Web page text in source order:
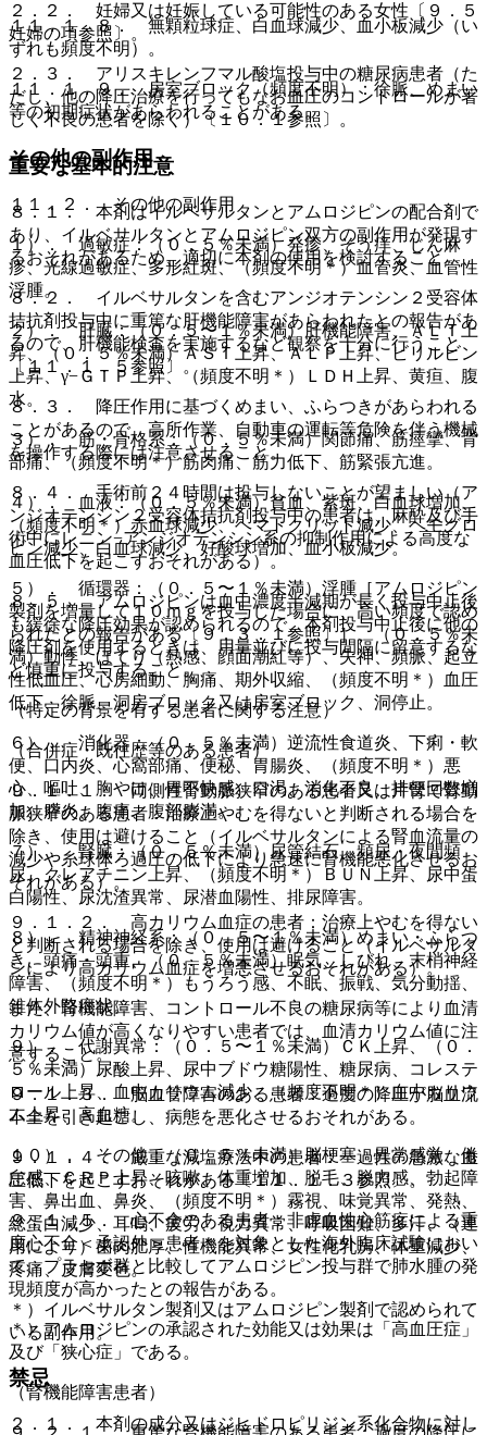
２．２． 妊婦又は妊娠している可能性のある女性〔９．５
妊婦の項参照〕。
２．３． アリスキレンフマル酸塩投与中の糖尿病患者（た
だし、他の降圧治療を行ってもなお血圧のコントロールが著
しく不良の患者を除く）〔１０．１参照〕。
重要な基本的注意
８．１． 本剤はイルベサルタンとアムロジピンの配合剤で
あり、イルベサルタンとアムロジピン双方の副作用が発現す
るおそれがあるため、適切に本剤の使用を検討すること。
８．２． イルベサルタンを含むアンジオテンシン２受容体
拮抗剤投与中に重篤な肝機能障害があらわれたとの報告があ
るので、肝機能検査を実施するなど観察を十分に行うこと
〔１１．１．５参照〕。
８．３． 降圧作用に基づくめまい、ふらつきがあらわれる
ことがあるので、高所作業、自動車の運転等危険を伴う機械
を操作する際には注意させること。
８．４． 手術前２４時間は投与しないことが望ましい（ア
ンジオテンシン２受容体拮抗剤投与中の患者は、麻酔及び手
術中にレニン−アンジオテンシン系の抑制作用による高度な
血圧低下を起こすおそれがある）。
８．５． アムロジピンは血中濃度半減期が長く投与中止後
も緩徐な降圧効果が認められるので、本剤投与中止後に他の
降圧剤を使用するときは、用量並びに投与間隔に留意するな
ど慎重に投与すること。
（特定の背景を有する患者に関する注意）
（合併症・既往歴等のある患者）
９．１．１． 両側性腎動脈狭窄のある患者又は片腎で腎動
脈狭窄のある患者：治療上やむを得ないと判断される場合を
除き、使用は避けること（イルベサルタンによる腎血流量の
減少や糸球体ろ過圧の低下により急速に腎機能悪化させるお
それがある）。
９．１．２． 高カリウム血症の患者：治療上やむを得ない
と判断される場合を除き、使用は避けること（イルベサルタ
ンにより高カリウム血症を増悪させるおそれがある）。
また、腎機能障害、コントロール不良の糖尿病等により血清
カリウム値が高くなりやすい患者では、血清カリウム値に注
意すること。
９．１．３． 脳血管障害のある患者：過度の降圧が脳血流
不全を引き起こし、病態を悪化させるおそれがある。
９．１．４． 厳重な減塩療法中の患者：一過性の急激な血
圧低下を起こすおそれがある〔１１．１．３参照〕。
９．１．５． 心不全のある患者：非虚血性心筋症による重
度心不全＜承認外＞患者＊を対象とした海外臨床試験におい
て、プラセボ群と比較してアムロジピン投与群で肺水腫の発
現頻度が高かったとの報告がある。
＊）アムロジピンの承認された効能又は効果は「高血圧症」
及び「狭心症」である。
（腎機能障害患者）
１１．１．８． 無顆粒球症、白血球減少、血小板減少（い
ずれも頻度不明）。
１１．１．９． 房室ブロック（頻度不明）：徐脈、めまい
等の初期症状があらわれることがある。
その他の副作用
１１．２． その他の副作用
１）． 過敏症：（０．５％未満）発疹、そう痒、じん麻
疹、光線過敏症、多形紅斑、（頻度不明＊）血管炎、血管性
浮腫。
２）． 肝臓：（０．５〜１％未満）肝機能障害、ＡＬＴ上
昇、（０．５％未満）ＡＳＴ上昇、ＡＬＰ上昇、ビリルビン
上昇、γ−ＧＴＰ上昇、（頻度不明＊）ＬＤＨ上昇、黄疸、腹
水。
３）． 筋・骨格系：（０．５％未満）関節痛、筋痙攣、背
部痛、（頻度不明＊）筋肉痛、筋力低下、筋緊張亢進。
４）． 血液：（０．５％未満）貧血、紫斑、白血球増加、
（頻度不明＊）赤血球減少、ヘマトクリット減少、ヘモグロ
ビン減少、白血球減少、好酸球増加、血小板減少。
５）． 循環器：（０．５〜１％未満）浮腫［アムロジピン
製剤を増量して１０ｍｇを投与した場合に、高い頻度で認め
られたとの報告がある〔９．３．１参照〕］、（０．５％未
満）動悸、ほてり（熱感、顔面潮紅等）、失神、頻脈、起立
性低血圧、心房細動、胸痛、期外収縮、（頻度不明＊）血圧
低下、徐脈、洞房ブロック又は房室ブロック、洞停止。
６）． 消化器：（０．５％未満）逆流性食道炎、下痢・軟
便、口内炎、心窩部痛、便秘、胃腸炎、（頻度不明＊）悪
心、嘔吐、胸やけ、胃不快感、口渇、消化不良、排便回数増
加、膵炎、腹痛、腹部膨満。
７）． 腎臓：（０．５％未満）尿管結石、頻尿・夜間頻
尿、クレアチニン上昇、（頻度不明＊）ＢＵＮ上昇、尿中蛋
白陽性、尿沈渣異常、尿潜血陽性、排尿障害。
８）． 精神神経系：（０．５〜１％未満）めまい・ふらつ
き、頭痛・頭重、（０．５％未満）眠気、しびれ、末梢神経
障害、（頻度不明＊）もうろう感、不眠、振戦、気分動揺、
錐体外路症状。
９）． 代謝異常：（０．５〜１％未満）ＣＫ上昇、（０．
５％未満）尿酸上昇、尿中ブドウ糖陽性、糖尿病、コレステ
ロール上昇、血中カリウム減少、（頻度不明＊）血中カリウ
ム上昇、高血糖。
１０）． その他：（０．５％未満）脳梗塞、異常感覚、倦
怠感、ＣＲＰ上昇、咳嗽、体重増加、脱毛、脱力感、勃起障
害、鼻出血、鼻炎、（頻度不明＊）霧視、味覚異常、発熱、
総蛋白減少、耳鳴、疲労、視力異常、呼吸困難、多汗、（連
用により）歯肉肥厚、性機能異常、女性化乳房、体重減少、
疼痛、皮膚変色。
＊）イルベサルタン製剤又はアムロジピン製剤で認められて
いる副作用。
禁忌
２．１． 本剤の成分又はジヒドロピリジン系化合物に対し